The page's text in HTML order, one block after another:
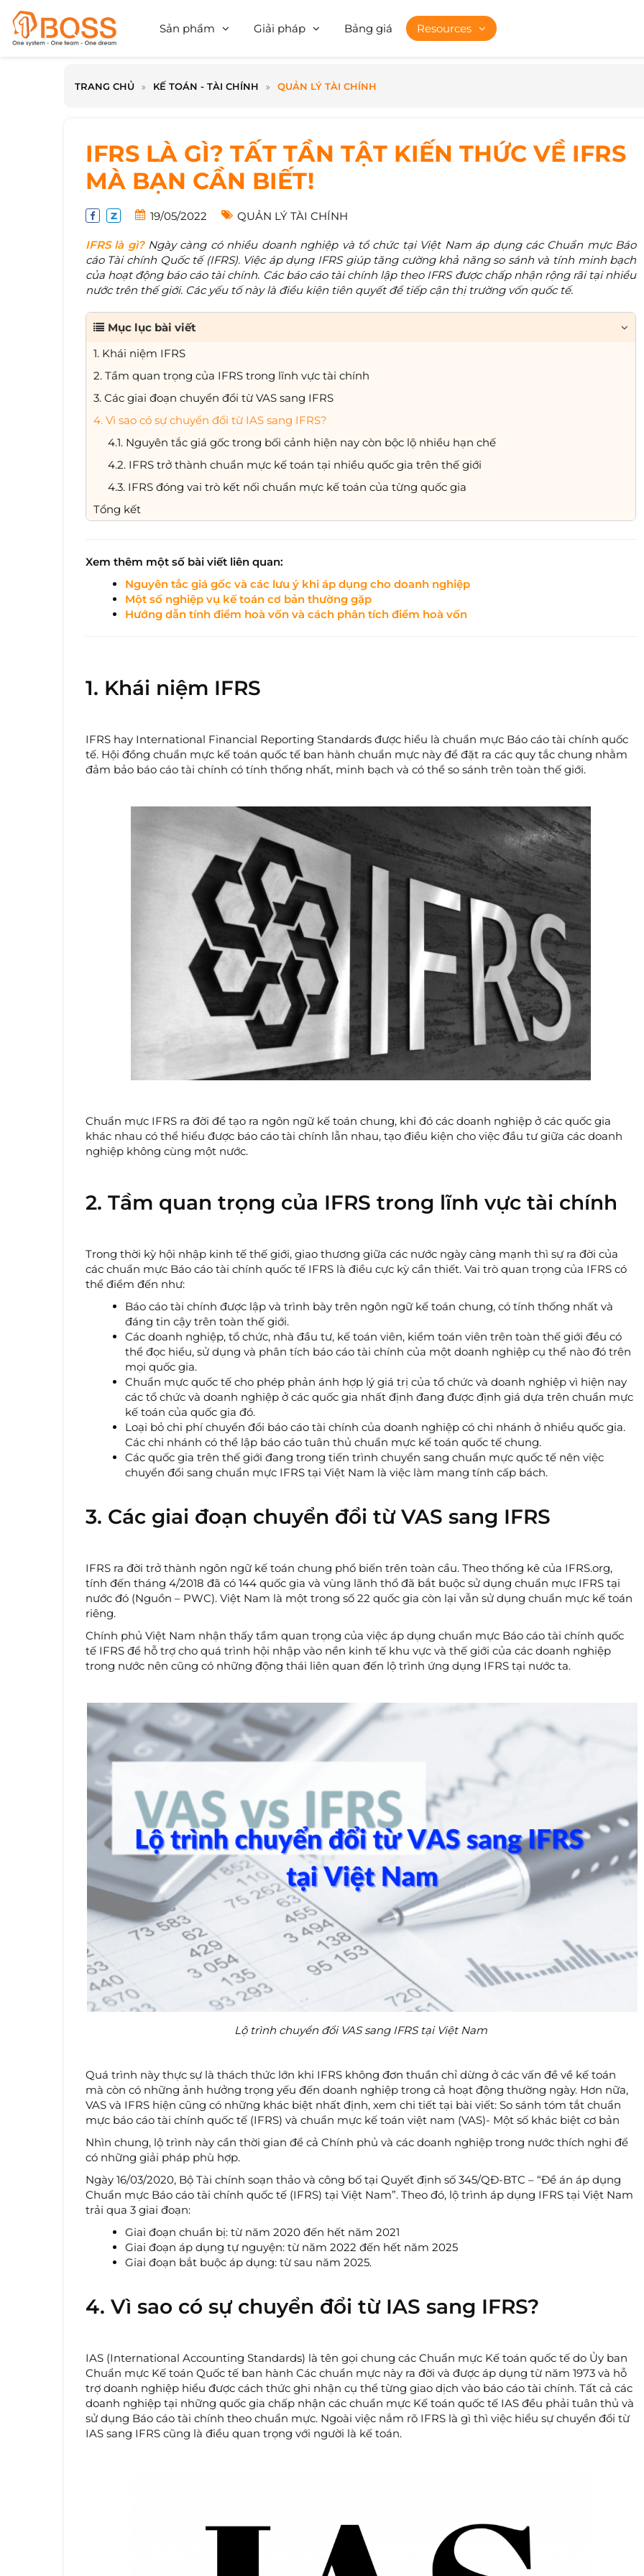
Sản phẩm Giải pháp Bảng giá Resources
TRANG CHỦ KẾ TOÁN - TÀI CHÍNH QUẢN LÝ TÀI CHÍNH
IFRS LÀ GÌ? TẤT TẦN TẬT KIẾN THỨC VỀ IFRS
MÀ BẠN CẦN BIẾT!
19/05/2022 QUẢN LÝ TÀI CHÍNH
IFRS là gì?Ngày càng có nhiều doanh nghiệp và tổ chức tại Việt Nam áp dụng các Chuẩn mực Báo
cáo Tài chính Quốc tế (IFRS). Việc áp dụng IFRS giúp tăng cường khả năng so sánh và tính minh bạch
của hoạt động báo cáo tài chính. Các báo cáo tài chính lập theo IFRS được chấp nhận rộng rãi tại nhiều
nước trên thế giới. Các yếu tố này là điều kiện tiên quyết để tiếp cận thị trường vốn quốc tế.
Mục lục bài viết
1. Khái niệm IFRS
2. Tầm quan trọng của IFRS trong lĩnh vực tài chính
3. Các giai đoạn chuyển đổi từ VAS sang IFRS
4. Vì sao có sự chuyển đổi từ IAS sang IFRS?
4.1. Nguyên tắc giá gốc trong bối cảnh hiện nay còn bộc lộ nhiều hạn chế
4.2. IFRS trở thành chuẩn mực kế toán tại nhiều quốc gia trên thế giới
4.3. IFRS đóng vai trò kết nối chuẩn mực kế toán của từng quốc gia
Tổng kết
Xem thêm một số bài viết liên quan:
Nguyên tắc giá gốc và các lưu ý khi áp dụng cho doanh nghiệp
Một số nghiệp vụ kế toán cơ bản thường gặp
Hướng dẫn tính điểm hoà vốn và cách phân tích điểm hoà vốn
1. Khái niệm IFRS
IFRS hay International Financial Reporting Standards được hiểu là chuẩn mực Báo cáo tài chính quốc
tế. Hội đồng chuẩn mực kế toán quốc tế ban hành chuẩn mực này để đặt ra các quy tắc chung nhằm
đảm bảo báo cáo tài chính có tính thống nhất, minh bạch và có thể so sánh trên toàn thế giới.
Chuẩn mực IFRS ra đời để tạo ra ngôn ngữ kế toán chung, khi đó các doanh nghiệp ở các quốc gia
khác nhau có thể hiểu được báo cáo tài chính lẫn nhau, tạo điều kiện cho việc đầu tư giữa các doanh
nghiệp không cùng một nước.
2. Tầm quan trọng của IFRS trong lĩnh vực tài chính
Trong thời kỳ hội nhập kinh tế thế giới, giao thương giữa các nước ngày càng mạnh thì sự ra đời của
các chuẩn mực Báo cáo tài chính quốc tế IFRS là điều cực kỳ cần thiết. Vai trò quan trọng của IFRS có
thể điểm đến như:
Báo cáo tài chính được lập và trình bày trên ngôn ngữ kế toán chung, có tính thống nhất và
đáng tin cậy trên toàn thế giới.
Các doanh nghiệp, tổ chức, nhà đầu tư, kế toán viên, kiểm toán viên trên toàn thế giới đều có
thể đọc hiểu, sử dụng và phân tích báo cáo tài chính của một doanh nghiệp cụ thể nào đó trên
mọi quốc gia.
Chuẩn mực quốc tế cho phép phản ánh hợp lý giá trị của tổ chức và doanh nghiệp vì hiện nay
các tổ chức và doanh nghiệp ở các quốc gia nhất định đang được định giá dựa trên chuẩn mực
kế toán của quốc gia đó.
Loại bỏ chi phí chuyển đổi báo cáo tài chính của doanh nghiệp có chi nhánh ở nhiều quốc gia.
Các chi nhánh có thể lập báo cáo tuân thủ chuẩn mực kế toán quốc tế chung.
Các quốc gia trên thế giới đang trong tiến trình chuyển sang chuẩn mực quốc tế nên việc
chuyển đổi sang chuẩn mực IFRS tại Việt Nam là việc làm mang tính cấp bách.
3. Các giai đoạn chuyển đổi từ VAS sang IFRS
IFRS ra đời trở thành ngôn ngữ kế toán chung phổ biến trên toàn cầu. Theo thống kê của IFRS.org,
tính đến tháng 4/2018 đã có 144 quốc gia và vùng lãnh thổ đã bắt buộc sử dụng chuẩn mực IFRS tại
nước đó (Nguồn – PWC). Việt Nam là một trong số 22 quốc gia còn lại vẫn sử dụng chuẩn mực kế toán
riêng.
Chính phủ Việt Nam nhận thấy tầm quan trọng của việc áp dụng chuẩn mực Báo cáo tài chính quốc
tế IFRS để hỗ trợ cho quá trình hội nhập vào nền kinh tế khu vực và thế giới của các doanh nghiệp
trong nước nên cũng có những động thái liên quan đến lộ trình ứng dụng IFRS tại nước ta.
Lộ trình chuyển đổi VAS sang IFRS tại Việt Nam
Quá trình này thực sự là thách thức lớn khi IFRS không đơn thuần chỉ dừng ở các vấn đề về kế toán
mà còn có những ảnh hưởng trọng yếu đến doanh nghiệp trong cả hoạt động thường ngày. Hơn nữa,
VAS và IFRS hiện cũng có những khác biệt nhất định, xem chi tiết tại bài viết: So sánh tóm tắt chuẩn
mực báo cáo tài chính quốc tế (IFRS) và chuẩn mực kế toán việt nam (VAS)- Một số khác biệt cơ bản
Nhìn chung, lộ trình này cần thời gian để cả Chính phủ và các doanh nghiệp trong nước thích nghi để
có những giải pháp phù hợp.
Ngày 16/03/2020, Bộ Tài chính soạn thảo và công bố tại Quyết định số 345/QĐ-BTC – “Đề án áp dụng
Chuẩn mực Báo cáo tài chính quốc tế (IFRS) tại Việt Nam”. Theo đó, lộ trình áp dụng IFRS tại Việt Nam
trải qua 3 giai đoạn:
Giai đoạn chuẩn bị: từ năm 2020 đến hết năm 2021
Giai đoạn áp dụng tự nguyện: từ năm 2022 đến hết năm 2025
Giai đoạn bắt buộc áp dụng: từ sau năm 2025.
4. Vì sao có sự chuyển đổi từ IAS sang IFRS?
IAS (International Accounting Standards) là tên gọi chung các Chuẩn mực Kế toán quốc tế do Ủy ban
Chuẩn mực Kế toán Quốc tế ban hành Các chuẩn mực này ra đời và được áp dụng từ năm 1973 và hỗ
trợ doanh nghiệp hiểu được cách thức ghi nhận cụ thể từng giao dịch vào báo cáo tài chính. Tất cả các
doanh nghiệp tại những quốc gia chấp nhận các chuẩn mực Kế toán quốc tế IAS đều phải tuân thủ và
sử dụng Báo cáo tài chính theo chuẩn mực. Ngoài việc nắm rõ IFRS là gì thì việc hiểu sự chuyển đổi từ
IAS sang IFRS cũng là điều quan trọng với người là kế toán.